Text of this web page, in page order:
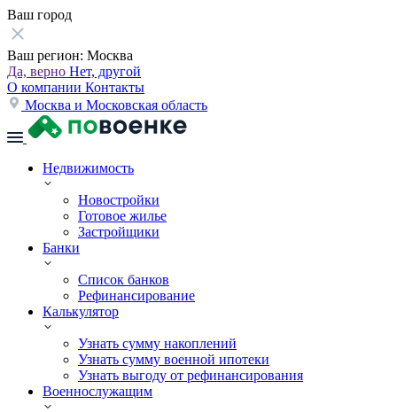
Ваш город
Ваш регион: Москва
Да, верно Нет, другой
О компании Контакты
Москва и Московская область
Недвижимость
Новостройки
Готовое жилье
Застройщики
Банки
Список банков
Рефинансирование
Калькулятор
Узнать сумму накоплений
Узнать сумму военной ипотеки
Узнать выгоду от рефинансирования
Военнослужащим